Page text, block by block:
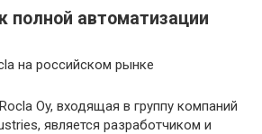
полной автоматизации
Oy, входящая в группу компаний
является разработчиком и